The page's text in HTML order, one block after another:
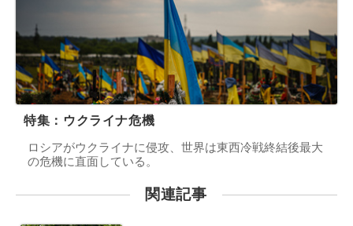
特集：ウクライナ危機
ロシアがウクライナに侵攻、世界は東西冷戦終結後最大
の危機に直面している。
関連記事